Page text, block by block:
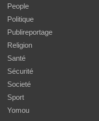
People
Politique
Publireportage
Religion
Santé
Sécurité
Societé
Sport
Yomou